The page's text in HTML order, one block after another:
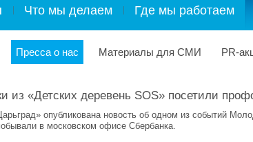
Что мы делаем Где мы работаем
Пресса о нас Материалы для СМИ PR-
из «Детских деревень SOS» посетили
опубликована новость об одном из событий
в московском офисе Сбербанка.